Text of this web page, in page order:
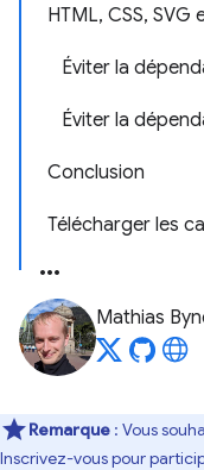
HTML, CSS, SVG
Éviter la
Éviter la
Conclusion
Télécharger les
Mathias
Remarque : Vous
Inscrivez-vous pour